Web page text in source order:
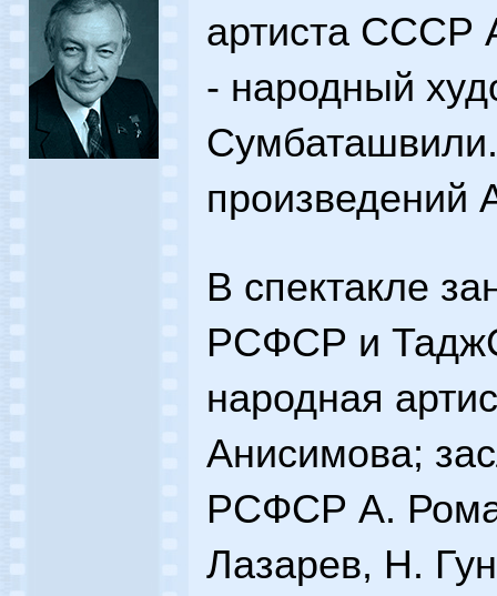
артиста СССР
- народный
произведений
В спектакле
РСФСР и
народная
Анисимова;
РСФСР А.
Лазарев, Н.